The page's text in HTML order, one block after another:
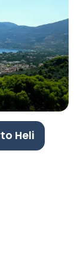
Heli